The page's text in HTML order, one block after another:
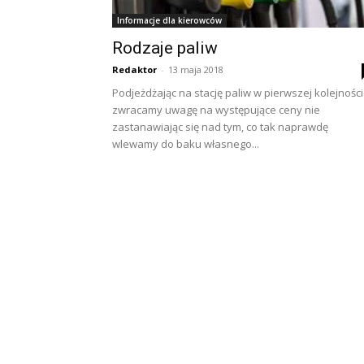
Informacje dla kierowców
Rodzaje paliw
Redaktor - 13 maja 2018
Podjeżdżając na stację paliw w pierwszej kolejności
zwracamy uwagę na występujące ceny nie
zastanawiając się nad tym, co tak naprawdę
wlewamy do baku własnego...